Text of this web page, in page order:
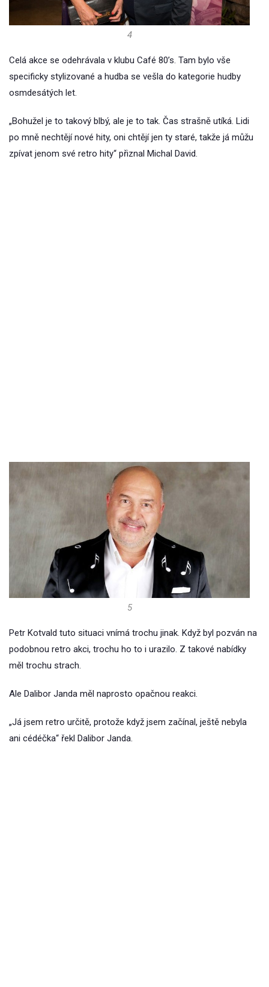
4
Celá akce se odehrávala v klubu Café 80’s. Tam bylo vše
specificky stylizované a hudba se vešla do kategorie hudby
osmdesátých let.
„Bohužel je to takový blbý, ale je to tak. Čas strašně utíká. Lidi
po mně nechtějí nové hity, oni chtějí jen ty staré, takže já můžu
zpívat jenom své retro hity“ přiznal Michal David.
5
Petr Kotvald tuto situaci vnímá trochu jinak. Když byl pozván na
podobnou retro akci, trochu ho to i urazilo. Z takové nabídky
měl trochu strach.
Ale Dalibor Janda měl naprosto opačnou reakci.
„Já jsem retro určitě, protože když jsem začínal, ještě nebyla
ani cédéčka“ řekl Dalibor Janda.